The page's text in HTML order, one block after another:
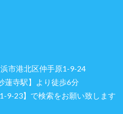
市港北区仲手原1-9-24
蓮寺駅】より徒歩6分
9-23】で検索をお願い致します